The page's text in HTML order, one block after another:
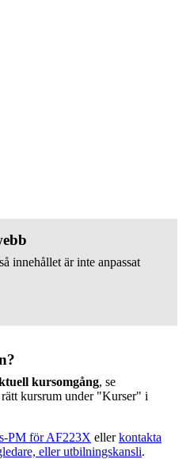
innehållet är inte anpassat
kursomgång, se
kursrum under "Kurser" i
PM för AF223X ellerkontakta
eller utbilningskansli.